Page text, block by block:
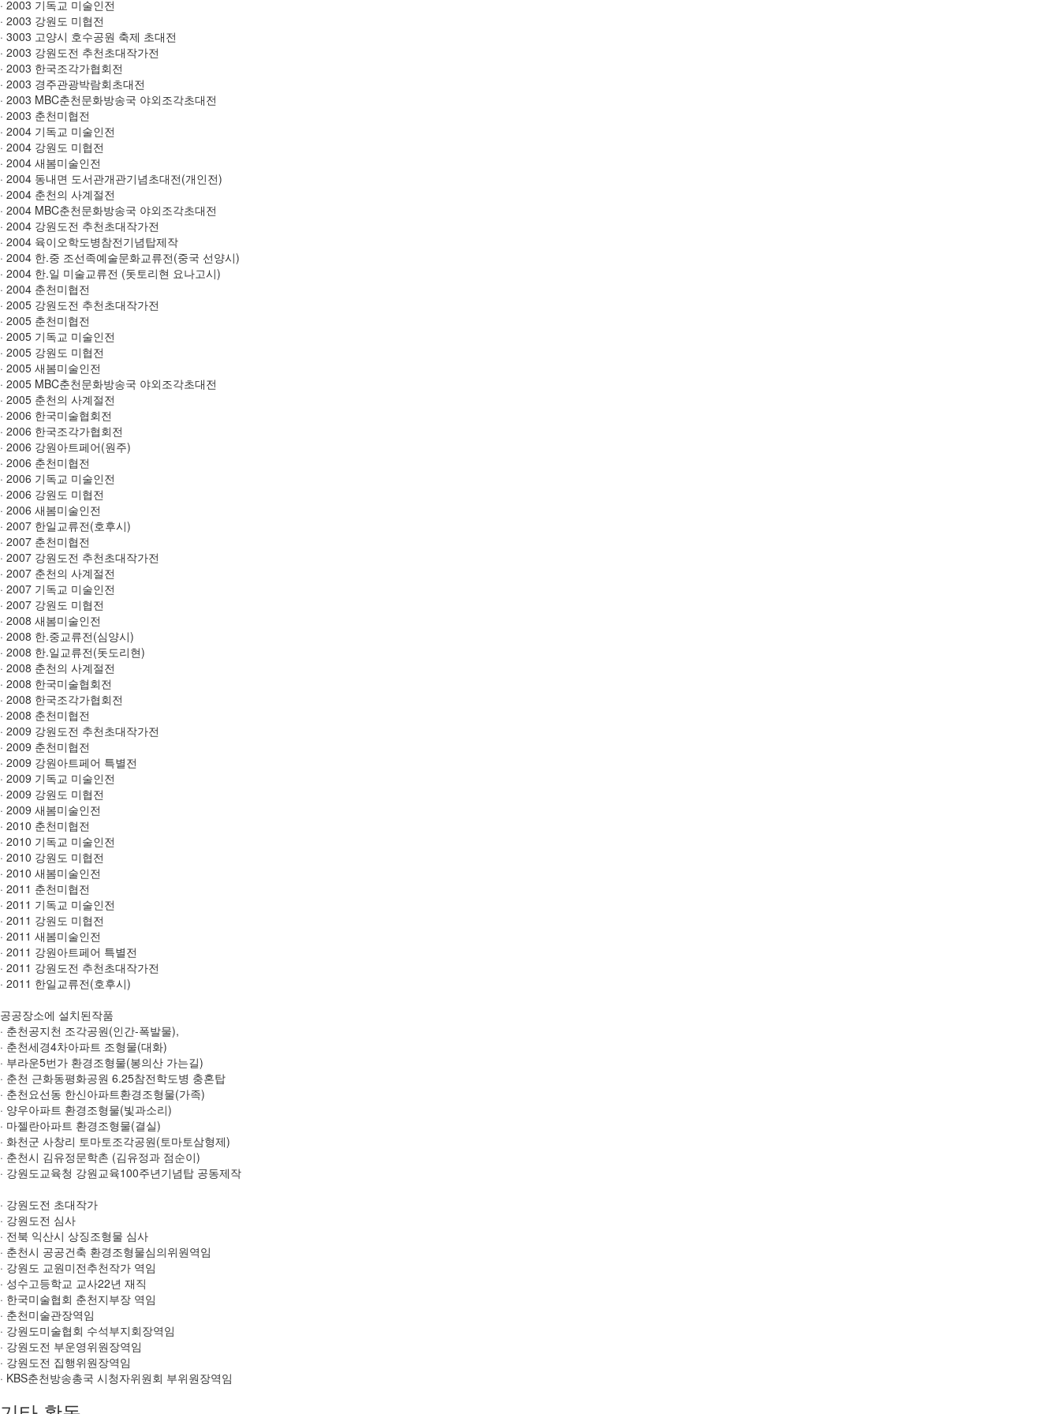
· 2003 기독교 미술인전
· 2003 강원도 미협전
· 3003 고양시 호수공원 축제 초대전
· 2003 강원도전 추천초대작가전
· 2003 한국조각가협회전
· 2003 경주관광박람회초대전
· 2003 MBC춘천문화방송국 야외조각초대전
· 2003 춘천미협전
· 2004 기독교 미술인전
· 2004 강원도 미협전
· 2004 새봄미술인전
· 2004 동내면 도서관개관기념초대전(개인전)
· 2004 춘천의 사계절전
· 2004 MBC춘천문화방송국 야외조각초대전
· 2004 강원도전 추천초대작가전
· 2004 육이오학도병참전기념탑제작
· 2004 한.중 조선족예술문화교류전(중국 선양시)
· 2004 한.일 미술교류전 (돗토리현 요나고시)
· 2004 춘천미협전
· 2005 강원도전 추천초대작가전
· 2005 춘천미협전
· 2005 기독교 미술인전
· 2005 강원도 미협전
· 2005 새봄미술인전
· 2005 MBC춘천문화방송국 야외조각초대전
· 2005 춘천의 사계절전
· 2006 한국미술협회전
· 2006 한국조각가협회전
· 2006 강원아트페어(원주)
· 2006 춘천미협전
· 2006 기독교 미술인전
· 2006 강원도 미협전
· 2006 새봄미술인전
· 2007 한일교류전(호후시)
· 2007 춘천미협전
· 2007 강원도전 추천초대작가전
· 2007 춘천의 사계절전
· 2007 기독교 미술인전
· 2007 강원도 미협전
· 2008 새봄미술인전
· 2008 한.중교류전(심양시)
· 2008 한.일교류전(돗도리현)
· 2008 춘천의 사계절전
· 2008 한국미술협회전
· 2008 한국조각가협회전
· 2008 춘천미협전
· 2009 강원도전 추천초대작가전
· 2009 춘천미협전
· 2009 강원아트페어 특별전
· 2009 기독교 미술인전
· 2009 강원도 미협전
· 2009 새봄미술인전
· 2010 춘천미협전
· 2010 기독교 미술인전
· 2010 강원도 미협전
· 2010 새봄미술인전
· 2011 춘천미협전
· 2011 기독교 미술인전
· 2011 강원도 미협전
· 2011 새봄미술인전
· 2011 강원아트페어 특별전
· 2011 강원도전 추천초대작가전
· 2011 한일교류전(호후시)
공공장소에 설치된작품
· 춘천공지천 조각공원(인간-폭발물),
· 춘천세경4차아파트 조형물(대화)
· 부라운5번가 환경조형물(봉의산 가는길)
· 춘천 근화동평화공원 6.25참전학도병 충혼탑
· 춘천요선동 한신아파트환경조형물(가족)
· 양우아파트 환경조형물(빛과소리)
· 마젤란아파트 환경조형물(결실)
· 화천군 사창리 토마토조각공원(토마토삼형제)
· 춘천시 김유정문학촌 (김유정과 점순이)
· 강원도교육청 강원교육100주년기념탑 공동제작
· 강원도전 초대작가
· 강원도전 심사
· 전북 익산시 상징조형물 심사
· 춘천시 공공건축 환경조형물심의위원역임
· 강원도 교원미전추천작가 역임
· 성수고등학교 교사22년 재직
· 한국미술협회 춘천지부장 역임
· 춘천미술관장역임
· 강원도미술협회 수석부지회장역임
· 강원도전 부운영위원장역임
· 강원도전 집행위원장역임
· KBS춘천방송총국 시청자위원회 부위원장역임